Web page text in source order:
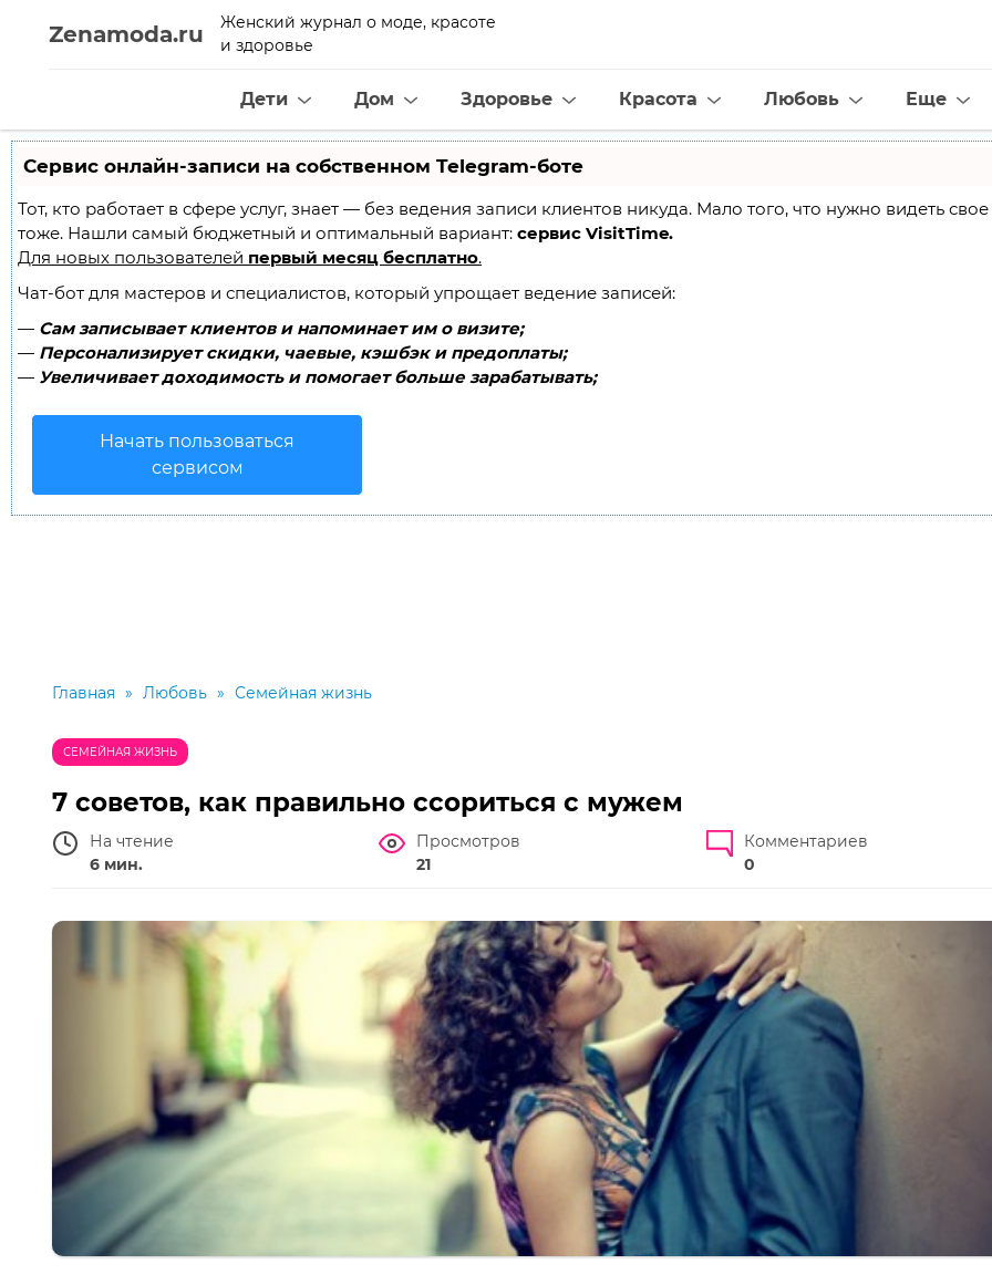
Zenamoda.ru
Женский журнал о моде, красоте
и здоровье
Дети Дом Здоровье Красота Любовь Еще
Сервис онлайн-записи на собственном Telegram-боте
Тот, кто работает в сфере услуг, знает — без ведения записи клиентов никуда. Мало того, что нужно видеть
тоже. Нашли самый бюджетный и оптимальный вариант: сервис VisitTime.
Для новых пользователей первый месяц бесплатно.
Чат-бот для мастеров и специалистов, который упрощает ведение записей:
— Сам записывает клиентов и напоминает им о визите;
— Персонализирует скидки, чаевые, кэшбэк и предоплаты;
— Увеличивает доходимость и помогает больше зарабатывать;
Начать пользоваться
сервисом
Главная » Любовь » Семейная жизнь
СЕМЕЙНАЯ ЖИЗНЬ
7 советов, как правильно ссориться с мужем
На чтение
6 мин.
Просмотров
21
Комментариев
0